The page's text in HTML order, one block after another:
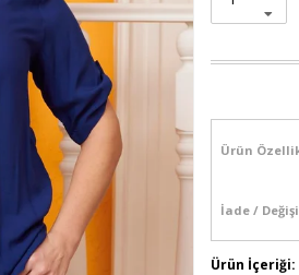
Ürün
İade /
Ürün İçeriği: